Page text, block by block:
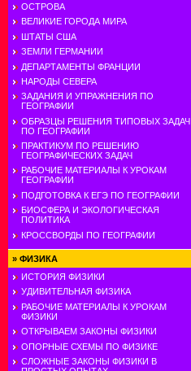
ОСТРОВА
ВЕЛИКИЕ ГОРОДА МИРА
ШТАТЫ США
ЗЕМЛИ ГЕРМАНИИ
ДЕПАРТАМЕНТЫ ФРАНЦИИ
НАРОДЫ СЕВЕРА
ЗАДАНИЯ И УПРАЖНЕНИЯ ПО
ГЕОГРАФИИ
ОБРАЗЦЫ РЕШЕНИЯ ТИПОВЫХ ЗАДАЧ
ПО ГЕОГРАФИИ
ПРАКТИКУМ ПО РЕШЕНИЮ
ГЕОГРАФИЧЕСКИХ ЗАДАЧ
РАБОЧИЕ МАТЕРИАЛЫ К УРОКАМ
ГЕОГРАФИИ
ПОДГОТОВКА К ЕГЭ ПО ГЕОГРАФИИ
БИОСФЕРА И ЭКОЛОГИЧЕСКАЯ
ПОЛИТИКА
КРОССВОРДЫ ПО ГЕОГРАФИИ
» ФИЗИКА
ИСТОРИЯ ФИЗИКИ
УДИВИТЕЛЬНАЯ ФИЗИКА
РАБОЧИЕ МАТЕРИАЛЫ К УРОКАМ
ФИЗИКИ
ОТКРЫВАЕМ ЗАКОНЫ ФИЗИКИ
ОПОРНЫЕ СХЕМЫ ПО ФИЗИКЕ
СЛОЖНЫЕ ЗАКОНЫ ФИЗИКИ В